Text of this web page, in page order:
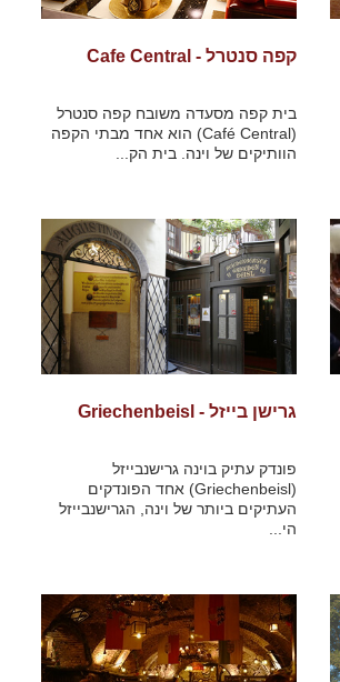
קפה סנטרל - Cafe Central
בית קפה מסעדה משובח קפה סנטרל
(Café Central) הוא אחד מבתי הקפה
הוותיקים של וינה. בית הק...
גרישן בייזל - Griechenbeisl
פונדק עתיק בוינה גרישנבייזל
(Griechenbeisl) אחד הפונדקים
העתיקים ביותר של וינה, הגרישנבייזל
הי...